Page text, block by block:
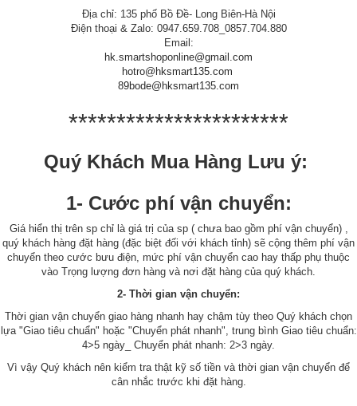
Địa chỉ: 135 phố Bồ Đề- Long Biên-Hà Nội
Điện thoại & Zalo: 0947.659.708_0857.704.880
Email:
hk.smartshoponline@gmail.com
hotro@hksmart135.com
89bode@hksmart135.com
***********************
Quý Khách Mua Hàng Lưu ý:
1- Cước phí vận chuyển:
Giá hiển thị trên sp chỉ là giá trị của sp ( chưa bao gồm phí vận chuyển) ,
quý khách hàng đặt hàng (đặc biệt đối với khách tỉnh) sẽ cộng thêm phí vận
chuyển theo cước bưu điện, mức phí vận chuyển cao hay thấp phụ thuộc
vào Trọng lượng đơn hàng và nơi đặt hàng của quý khách.
2- Thời gian vận chuyển:
Thời gian vận chuyển giao hàng nhanh hay chậm tùy theo Quý khách chọn
lựa "Giao tiêu chuẩn" hoặc "Chuyển phát nhanh", trung bình Giao tiêu chuẩn:
4>5 ngày_ Chuyển phát nhanh: 2>3 ngày.
Vì vậy Quý khách nên kiểm tra thật kỹ số tiền và thời gian vận chuyển để
cân nhắc trước khi đặt hàng.